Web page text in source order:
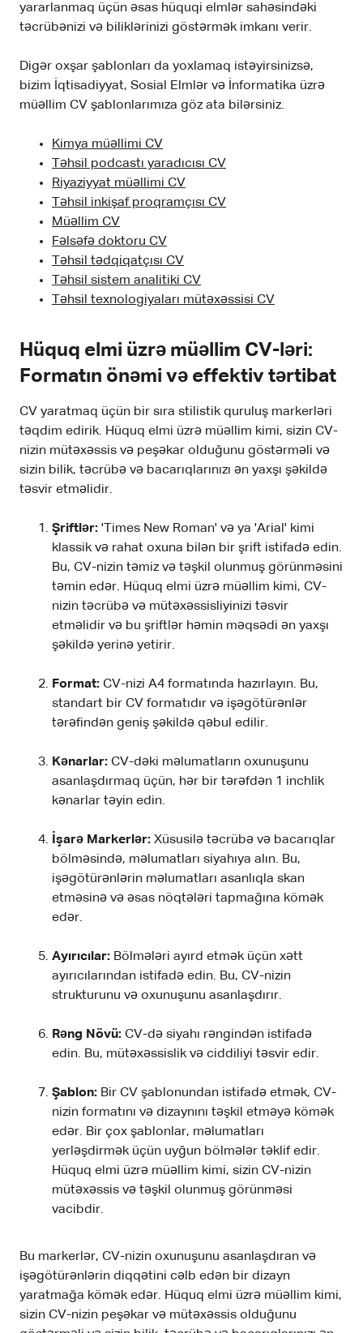
yararlanmaq üçün əsas hüquqi elmlər sahəsindəki
təcrübənizi və biliklərinizi göstərmək imkanı verir.
Digər oxşar şablonları da yoxlamaq istəyirsinizsə,
bizim İqtisadiyyat, Sosial Elmlər və İnformatika üzrə
müəllim CV şablonlarımıza göz ata bilərsiniz.
Kimya müəllimi CV
Təhsil podcastı yaradıcısı CV
Riyaziyyat müəllimi CV
Təhsil inkişaf proqramçısı CV
Müəllim CV
Fəlsəfə doktoru CV
Təhsil tədqiqatçısı CV
Təhsil sistem analitiki CV
Təhsil texnologiyaları mütəxəssisi CV
Hüquq elmi üzrə müəllim CV-ləri:
Formatın önəmi və effektiv tərtibat
CV yaratmaq üçün bir sıra stilistik quruluş markerləri
təqdim edirik. Hüquq elmi üzrə müəllim kimi, sizin CV-
nizin mütəxəssis və peşəkar olduğunu göstərməli və
sizin bilik, təcrübə və bacarıqlarınızı ən yaxşı şəkildə
təsvir etməlidir.
Şriftlər: 'Times New Roman' və ya 'Arial' kimi
klassik və rahat oxuna bilən bir şrift istifadə edin.
Bu, CV-nizin təmiz və təşkil olunmuş görünməsini
təmin edər. Hüquq elmi üzrə müəllim kimi, CV-
nizin təcrübə və mütəxəssisliyinizi təsvir
etməlidir və bu şriftlər həmin məqsədi ən yaxşı
şəkildə yerinə yetirir.
Format: CV-nizi A4 formatında hazırlayın. Bu,
standart bir CV formatıdır və işəgötürənlər
tərəfindən geniş şəkildə qəbul edilir.
Kənarlar: CV-dəki məlumatların oxunuşunu
asanlaşdırmaq üçün, hər bir tərəfdən 1 inchlik
kənarlar təyin edin.
İşarə Markerlər: Xüsusilə təcrübə və bacarıqlar
bölməsində, məlumatları siyahıya alın. Bu,
işəgötürənlərin məlumatları asanlıqla skan
etməsinə və əsas nöqtələri tapmağına kömək
edər.
Ayırıcılar: Bölmələri ayırd etmək üçün xətt
ayırıcılarından istifadə edin. Bu, CV-nizin
strukturunu və oxunuşunu asanlaşdırır.
Rəng Növü: CV-də siyahı rəngindən istifadə
edin. Bu, mütəxəssislik və ciddiliyi təsvir edir.
Şablon: Bir CV şablonundan istifadə etmək, CV-
nizin formatını və dizaynını təşkil etməyə kömək
edər. Bir çox şablonlar, məlumatları
yerləşdirmək üçün uyğun bölmələr təklif edir.
Hüquq elmi üzrə müəllim kimi, sizin CV-nizin
mütəxəssis və təşkil olunmuş görünməsi
vacibdir.
Bu markerlər, CV-nizin oxunuşunu asanlaşdıran və
işəgötürənlərin diqqətini cəlb edən bir dizayn
yaratmağa kömək edər. Hüquq elmi üzrə müəllim kimi,
sizin CV-nizin peşəkar və mütəxəssis olduğunu